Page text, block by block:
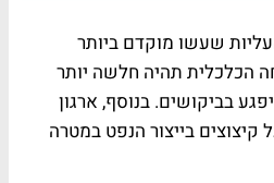
שעשו מוקדם ביותר
הכלכלית תהיה חלשה יותר
בביקושים. בנוסף, ארגון
בייצור הנפט במטרה